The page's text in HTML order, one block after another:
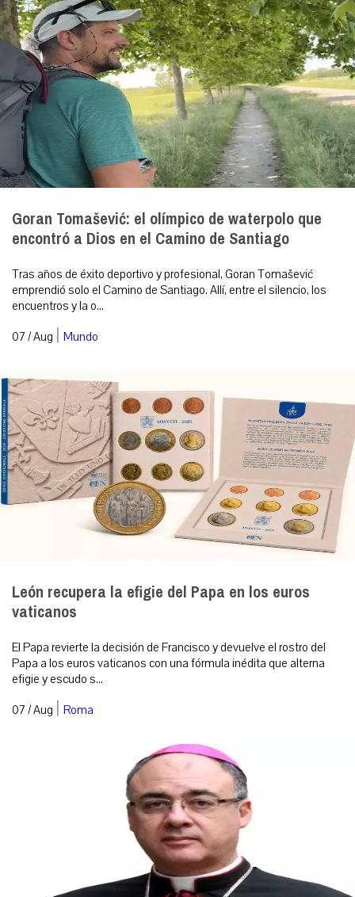
Goran Tomašević: el olímpico de waterpolo que
encontró a Dios en el Camino de Santiago
Tras años de éxito deportivo y profesional, Goran Tomašević
emprendió solo el Camino de Santiago. Allí, entre el silencio, los
encuentros y la o...
07 / Aug | Mundo
León recupera la efigie del Papa en los euros
vaticanos
El Papa revierte la decisión de Francisco y devuelve el rostro del
Papa a los euros vaticanos con una fórmula inédita que alterna
efigie y escudo s...
07 / Aug | Roma